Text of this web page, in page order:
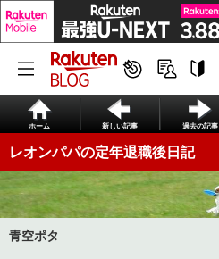
ホーム 新しい記事 過去の記事
レオンパパの定年退職後日記
青空ポタ